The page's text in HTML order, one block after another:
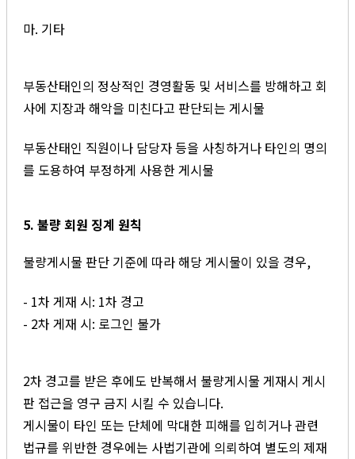
마. 기타
부동산태인의 정상적인 경영활동 및 서비스를 방해하고 회
사에 지장과 해악을 미친다고 판단되는 게시물
부동산태인 직원이나 담당자 등을 사칭하거나 타인의 명의
를 도용하여 부정하게 사용한 게시물
5. 불량 회원 징계 원칙
불량게시물 판단 기준에 따라 해당 게시물이 있을 경우,
- 1차 게재 시: 1차 경고
- 2차 게재 시: 로그인 불가
2차 경고를 받은 후에도 반복해서 불량게시물 게재시 게시
판 접근을 영구 금지 시킬 수 있습니다.
게시물이 타인 또는 단체에 막대한 피해를 입히거나 관련
법규를 위반한 경우에는 사법기관에 의뢰하여 별도의 제재